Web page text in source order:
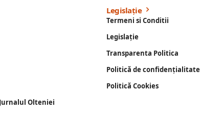
Olteniei
Legislație
Termeni si Conditii
Legislație
Transparenta Politica
Politică de confidențialitate
Politică Cookies